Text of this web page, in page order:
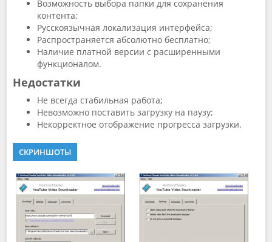
Возможность выбора папки для сохранения
контента;
Русскоязычная локализация интерфейса;
Распространяется абсолютно бесплатно;
Наличие платной версии с расширенными
функционалом.
Недостатки
Не всегда стабильная работа;
Невозможно поставить загрузку на паузу;
Некорректное отображение прогресса загрузки.
СКРИНШОТЫ